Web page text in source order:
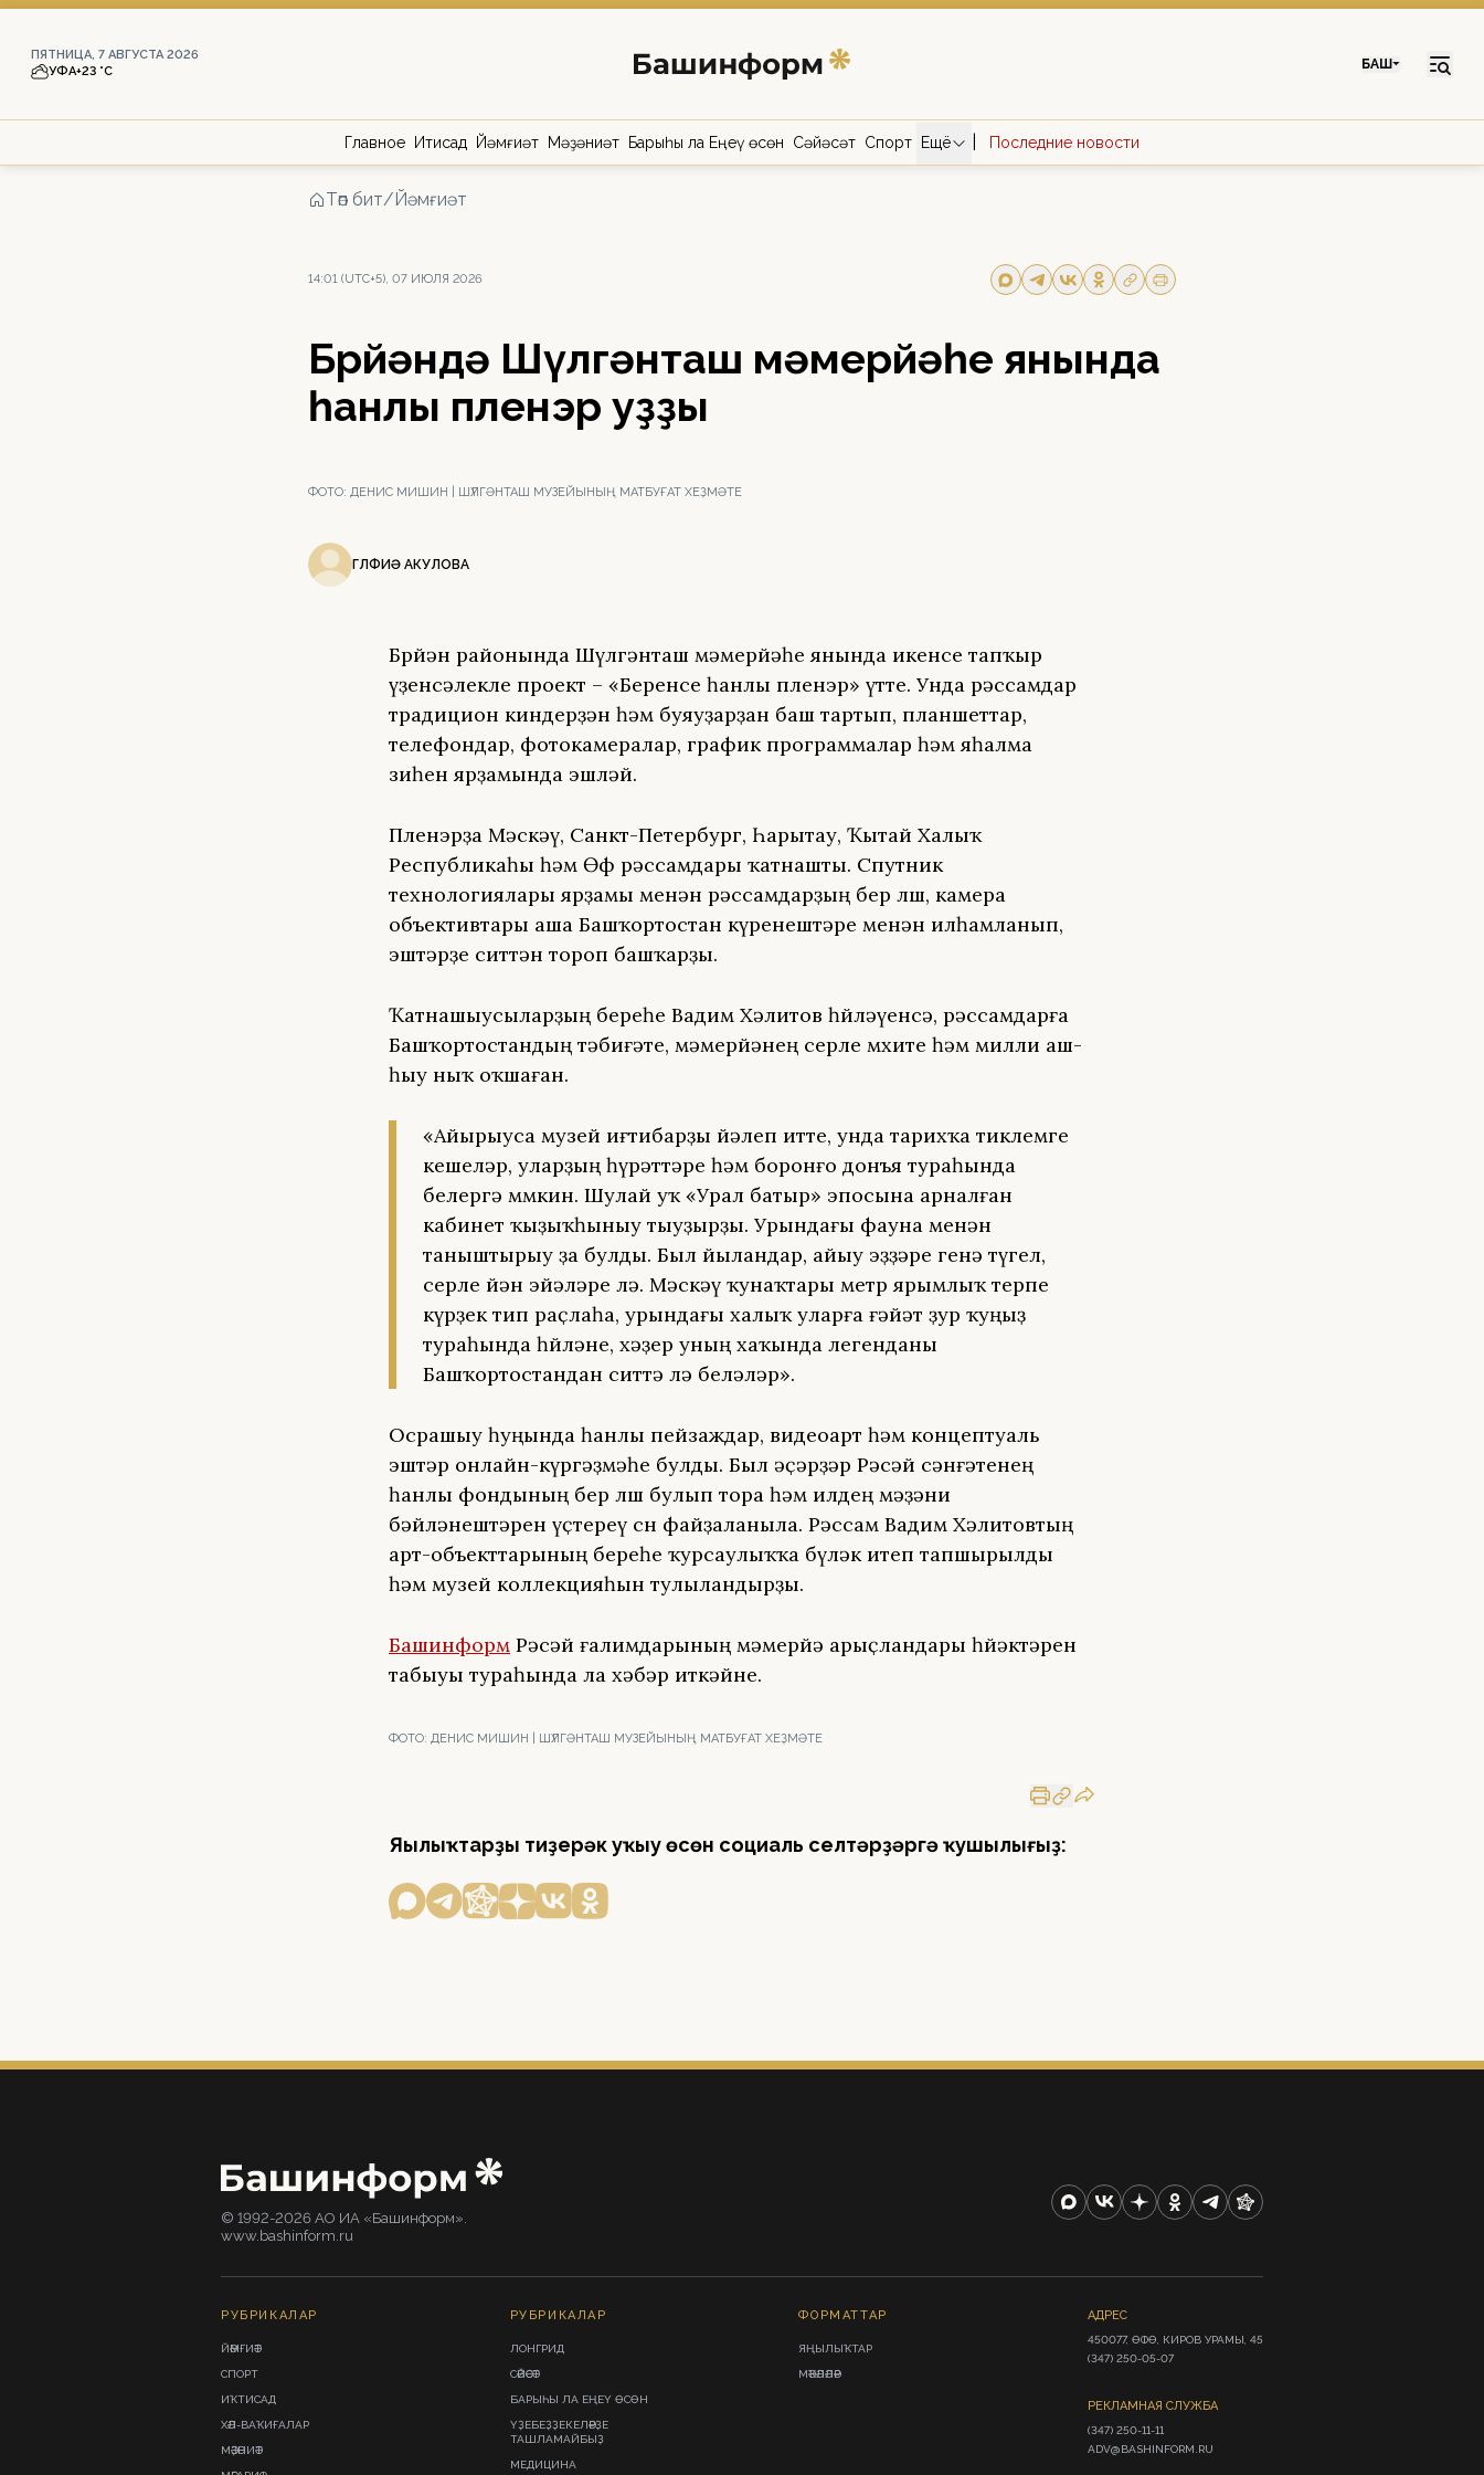
ПЯТНИЦА, 7 АВГУСТА 2026
УФА+23 °С БАШ
Главное Иҡтисад Йәмғиәт Мәҙәниәт Барыһы ла Еңеү өсөн Сәйәсәт Спорт Ещё Последние новости
Төп бит/Йәмғиәт
14:01 (UTC+5), 07 ИЮЛЯ 2026
Бөрйәндә Шүлгәнташ мәмерйәһе янында
һанлы пленэр уҙҙы
ФОТО: ДЕНИС МИШИН | ШҮЛГӘНТАШ МУЗЕЙЫНЫҢ МАТБУҒАТ ХЕҘМӘТЕ
ГӨЛФИӘ АКУЛОВА
Бөрйән районында Шүлгәнташ мәмерйәһе янында икенсе тапҡыр
үҙенсәлекле проект – «Беренсе һанлы пленэр» үтте. Унда рәссамдар
традицион киндерҙән һәм буяуҙарҙан баш тартып, планшеттар,
телефондар, фотокамералар, график программалар һәм яһалма
зиһен ярҙамында эшләй.
Пленэрҙа Мәскәү, Санкт-Петербург, Һарытау, Ҡытай Халыҡ
Республикаһы һәм Өфө рәссамдары ҡатнашты. Спутник
технологиялары ярҙамы менән рәссамдарҙың бер өлөшө, камера
объективтары аша Башҡортостан күренештәре менән илһамланып,
эштәрҙе ситтән тороп башҡарҙы.
Ҡатнашыусыларҙың береһе Вадим Хәлитов һөйләүенсә, рәссамдарға
Башҡортостандың тәбиғәте, мәмерйәнең серле мөхите һәм милли аш-
һыу ныҡ оҡшаған.
«Айырыуса музей иғтибарҙы йәлеп итте, унда тарихҡа тиклемге
кешеләр, уларҙың һүрәттәре һәм боронғо донъя тураһында
белергә мөмкин. Шулай уҡ «Урал батыр» эпосына арналған
кабинет ҡыҙыҡһыныу тыуҙырҙы. Урындағы фауна менән
таныштырыу ҙа булды. Был йыландар, айыу эҙҙәре генә түгел,
серле йән эйәләре лә. Мәскәү ҡунаҡтары метр ярымлыҡ терпе
күрҙек тип раҫлаһа, урындағы халыҡ уларға ғәйәт ҙур ҡуңыҙ
тураһында һөйләне, хәҙер уның хаҡында легенданы
Башҡортостандан ситтә лә беләләр».
Осрашыу һуңында һанлы пейзаждар, видеоарт һәм концептуаль
эштәр онлайн-күргәҙмәһе булды. Был әҫәрҙәр Рәсәй сәнғәтенең
һанлы фондының бер өлөшө булып тора һәм илдең мәҙәни
бәйләнештәрен үҫтереү өсөн файҙаланыла. Рәссам Вадим Хәлитовтың
арт-объекттарының береһе ҡурсаулыҡҡа бүләк итеп тапшырылды
һәм музей коллекцияһын тулыландырҙы.
Башинформ Рәсәй ғалимдарының мәмерйә арыҫландары һөйәктәрен
табыуы тураһында ла хәбәр иткәйне.
ФОТО: ДЕНИС МИШИН | ШҮЛГӘНТАШ МУЗЕЙЫНЫҢ МАТБУҒАТ ХЕҘМӘТЕ
Яңылыҡтарҙы тиҙерәк уҡыу өсөн социаль селтәрҙәргә ҡушылығыҙ:
© 1992-2026 АО ИА «Башинформ».
www.bashinform.ru
РУБРИКАЛАР
ЙӘМҒИӘТ
СПОРТ
ИҠТИСАД
ХӘЛ-ВАҠИҒАЛАР
МӘҘӘНИӘТ
РУБРИКАЛАР
ЛОНГРИД
СӘЙӘСӘТ
БАРЫҺЫ ЛА ЕҢЕҮ ӨСӨН
ҮҘЕБЕҘҘЕКЕЛӘРҘЕ
ТАШЛАМАЙБЫҘ
МЕДИЦИНА
ФОРМАТТАР
ЯҢЫЛЫҠТАР
МӘҠӘЛӘЛӘР
АДРЕС
450077, ӨФӨ, КИРОВ УРАМЫ, 45
(347) 250-05-07
РЕКЛАМНАЯ СЛУЖБА
(347) 250-11-11
ADV@BASHINFORM.RU